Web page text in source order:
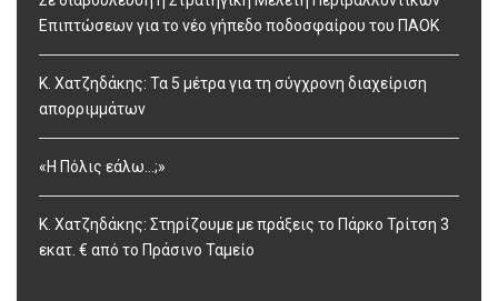
Επιπτώσεων για το νέο γήπεδο ποδοσφαίρου του ΠΑΟΚ
Κ. Χατζηδάκης: Τα 5 μέτρα για τη σύγχρονη διαχείριση
απορριμμάτων
«Η Πόλις εάλω…;»
Κ. Χατζηδάκης: Στηρίζουμε με πράξεις το Πάρκο Τρίτση 3
εκατ. € από το Πράσινο Ταμείο